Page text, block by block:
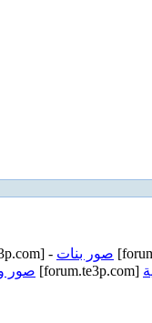
- صور بنات
صور [forum.te3p.com]